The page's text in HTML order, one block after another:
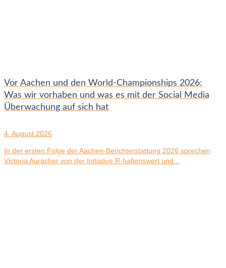
Vor Aachen und den World-Championships 2026:
Was wir vorhaben und was es mit der Social Media
Überwachung auf sich hat
4. August 2026
In der ersten Folge der Aachen-Berichterstattung 2026 sprechen
Victoria Auracher von der Initiative R-haltenswert und...